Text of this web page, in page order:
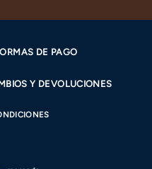
DE PAGO
Y DEVOLUCIONES